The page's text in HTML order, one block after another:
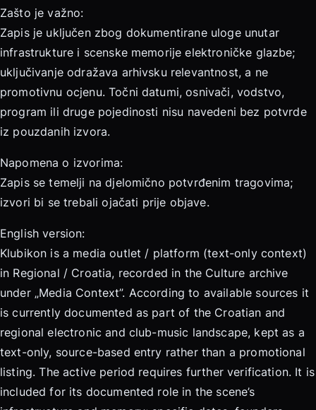
Zašto je važno:
Zapis je uključen zbog dokumentirane uloge unutar
infrastrukture i scenske memorije elektroničke glazbe;
uključivanje odražava arhivsku relevantnost, a ne
promotivnu ocjenu. Točni datumi, osnivači, vodstvo,
program ili druge pojedinosti nisu navedeni bez potvrde
iz pouzdanih izvora.
Napomena o izvorima:
Zapis se temelji na djelomično potvrđenim tragovima;
izvori bi se trebali ojačati prije objave.
English version:
Klubikon is a media outlet / platform (text-only context)
in Regional / Croatia, recorded in the Culture archive
under „Media Context”. According to available sources it
is currently documented as part of the Croatian and
regional electronic and club-music landscape, kept as a
text-only, source-based entry rather than a promotional
listing. The active period requires further verification. It is
included for its documented role in the scene’s